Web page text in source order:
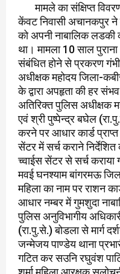
मामले का संक्षिप्त
केंवट निवासी अचानकपुर
को अपनी नाबालिक लडकी
था। मामला 10 साल
संबंधित होने से प्रकरण
अधीक्षक महोदय जिला-
के द्वारा अपहृता की हर
अतिरिक्त पुलिस अधीक्षक
एवं श्री पुष्पेन्द्र बघेल
करने पर आधार कार्ड
सेंटर में सर्च कराने
च्वाईस सेंटर से सर्च कराया
मवई घनश्याम बांगरमऊ
महिला का नाम पर राशन
आधार नम्बर में गुमशुदा
पुलिस अनुविभागीय
(रा.पु.से.) बोडला से मार्ग
जन्मेजय पाण्डेय थाना
गटित कर सउनि रघुवंश